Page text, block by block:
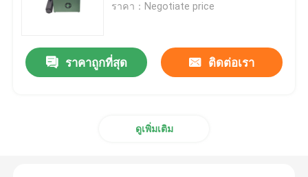
ราคา：Negotiate price
ราคาถูกที่สุด ติดต่อเรา
ดูเพิ่มเติม